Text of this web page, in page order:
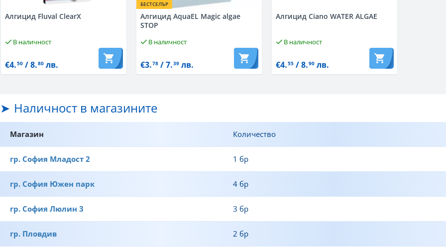
Алгицид Fluval ClearX
В наличност
€4.50 / 8.80 лв.
БЕСТСЕЛЪР
Алгицид AquaEL Magic algae
STOP
В наличност
€3.78 / 7.39 лв.
Алгицид Ciano WATER ALGAE
В наличност
€4.55 / 8.90 лв.
Наличност в магазините
Магазин Количество
гр. София Младост 2 1 бр
гр. София Южен парк 4 бр
гр. София Люлин 3 3 бр
гр. Пловдив 2 бр